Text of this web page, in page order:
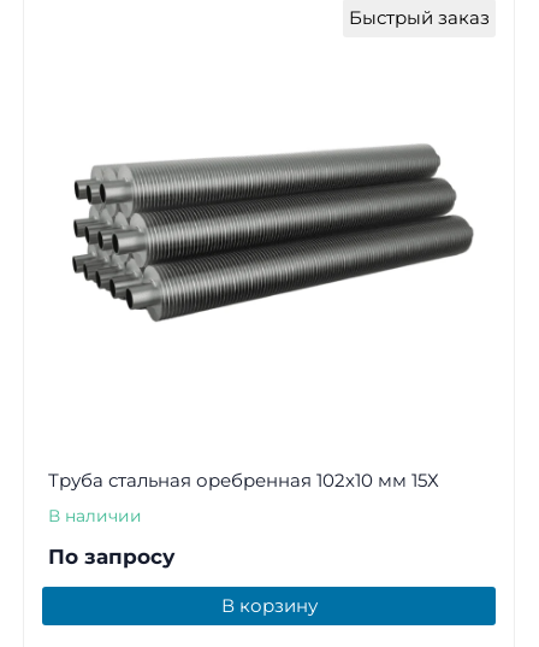
Быстрый заказ
Труба стальная оребренная 102х10 мм 15Х
В наличии
По запросу
В корзину